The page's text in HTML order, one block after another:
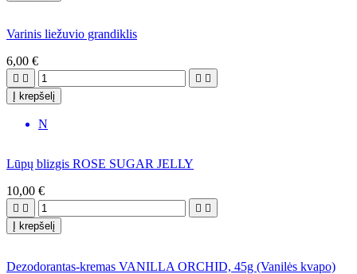
Varinis liežuvio grandiklis
6,00 €
   
Į krepšelį
N
Lūpų blizgis ROSE SUGAR JELLY
10,00 €
   
Į krepšelį
Dezodorantas-kremas VANILLA ORCHID, 45g (Vanilės kvapo)